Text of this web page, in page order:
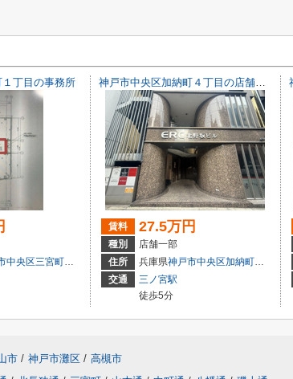
丁目の事務所
中央区三宮町１丁目
神戸市中央区加納町４丁目の店舗一部
賃料 27.5万円
種別
店舗一部
住所
兵庫県神戸市中央区加納町４丁目7-8
交通
三ノ宮駅
徒歩5分
市 / 神戸市灘区 / 高槻市